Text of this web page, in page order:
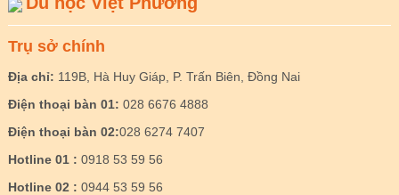
Trụ sở chính
Địa chỉ: 119B, Hà Huy Giáp, P. Trấn Biên, Đồng Nai
Điện thoại bàn 01: 028 6676 4888
Điện thoại bàn 02:028 6274 7407
Hotline 01 : 0918 53 59 56
Hotline 02 : 0944 53 59 56